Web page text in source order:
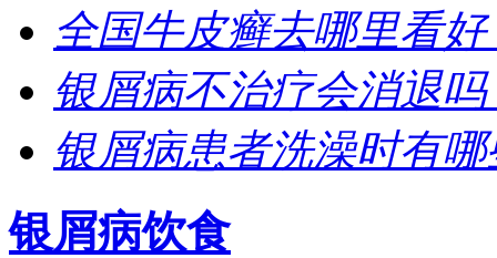
全国牛皮癣去哪里看
银屑病不治疗会消退
银屑病患者洗澡时有
银屑病饮食